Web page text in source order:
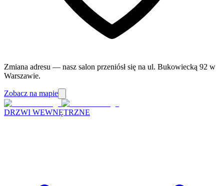
Zmiana adresu — nasz salon przeniósł się na ul. Bukowiecką 92 w
Warszawie.
Zobacz na mapie
DRZWI WEWNĘTRZNE